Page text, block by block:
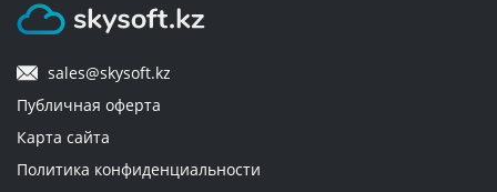
sales@skysoft.kz
Публичная оферта
Карта сайта
Политика конфиденциальности